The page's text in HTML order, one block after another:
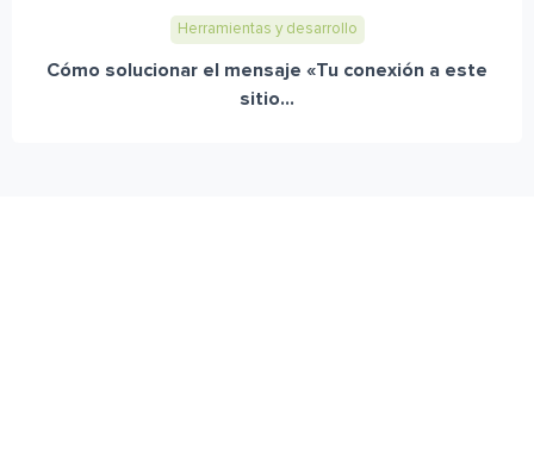
Herramientas y desarrollo
Cómo solucionar el mensaje «Tu conexión a este
sitio...